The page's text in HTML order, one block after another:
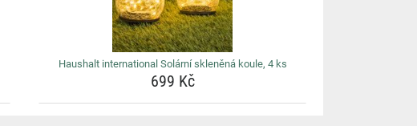
Haushalt international Solární skleněná koule, 4 ks
699 Kč